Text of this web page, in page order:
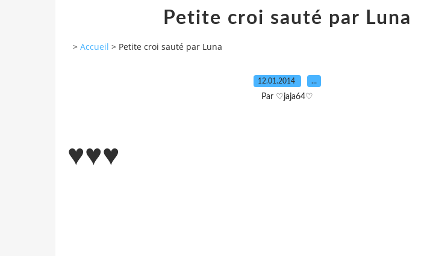
Petite croi sauté par Luna
> Accueil > Petite croi sauté par Luna
12.01.2014 …
Par ♡jaja64♡
♥♥♥